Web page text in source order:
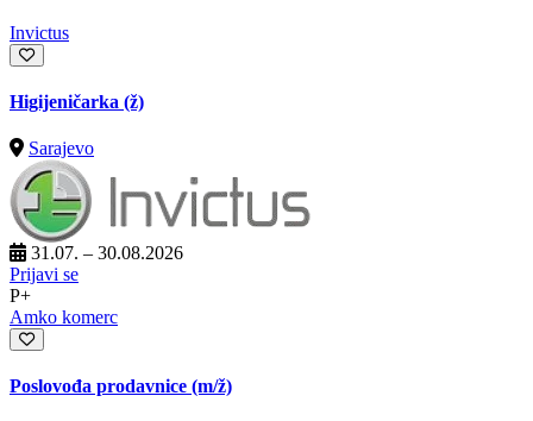
Invictus
Higijeničarka (ž)
Sarajevo
31.07. – 30.08.2026
Prijavi se
P+
Amko komerc
Poslovođa prodavnice (m/ž)